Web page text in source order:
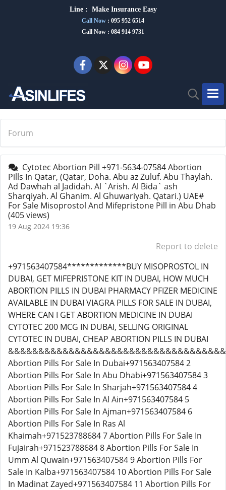
Line : Make Insurance Easy
Call Now : 095 952 6514
Call Now : 084 914 9731
Forum
Cytotec Abortion Pill +971-5634-07584 Abortion
Pills In Qatar, (Qatar, Doha. Abu az Zuluf. Abu Thaylah.
Ad Dawhah al Jadidah. Al `Arish. Al Bida` ash
Sharqiyah. Al Ghanim. Al Ghuwariyah. Qatari.) UAE#
For Sale Misoprostol And Mifepristone Pill in Abu Dhab
(405 views)
19 Aug 2024 19:36
Report to delete
+971563407584*************BUY MISOPROSTOL IN
DUBAI, GET MIFEPRISTONE KIT IN DUBAI, HOW MUCH
ABORTION PILLS IN DUBAI PHARMACY PFIZER MEDICINE
AVAILABLE IN DUBAI VIAGRA PILLS FOR SALE IN DUBAI,
WHERE CAN I GET ABORTION MEDICINE IN DUBAI
CYTOTEC 200 MCG IN DUBAI, SELLING ORIGINAL
CYTOTEC IN DUBAI, CHEAP ABORTION PILLS IN DUBAI
Abortion Pills For Sale In Dubai+971563407584 2
Abortion Pills For Sale In Abu Dhabi+971563407584 3
Abortion Pills For Sale In Sharjah+971563407584 4
Abortion Pills For Sale In Al Ain+971563407584 5
Abortion Pills For Sale In Ajman+971563407584 6
Abortion Pills For Sale In Ras Al
Khaimah+971523788684 7 Abortion Pills For Sale In
Fujairah+971523788684 8 Abortion Pills For Sale In
Umm Al Quwain+971563407584 9 Abortion Pills For
Sale In Kalba+971563407584 10 Abortion Pills For Sale
In Madinat Zayed+971563407584 11 Abortion Pills For